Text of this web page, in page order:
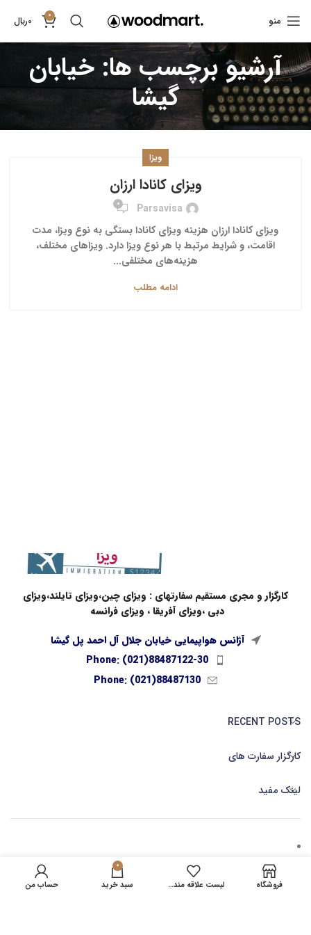
منو 0
0﷼
آرشیو برچسب ها: خیابان
گیشا
ویزا
ویزای کانادا ارزان
Parsavisa
0
ویزای کانادا ارزان هزینه ویزای کانادا بستگی به نوع ویزا، مدت
اقامت، و شرایط مرتبط با هر نوع ویزا دارد. ویزاهای مختلف،
هزینه‌های مختلفی...
ادامه مطلب
کارگزار و مجری مستقیم سفارتهای : ویزای چین،ویزای تایلند،ویزای
دبی ،ویزای آفریقا ، ویزای فرانسه
آژانس هواپیمایی خیابان جلال آل احمد پل گیشا
Phone: (021)88487122-30
Phone: (021)88487130
RECENT POSTS
کارگزار سفارت های
لینک مفید
کارگزاری صدور بلیط آنلاین
فروشگاه لیست علاقه مندی ها
0
سبد خرید حساب من